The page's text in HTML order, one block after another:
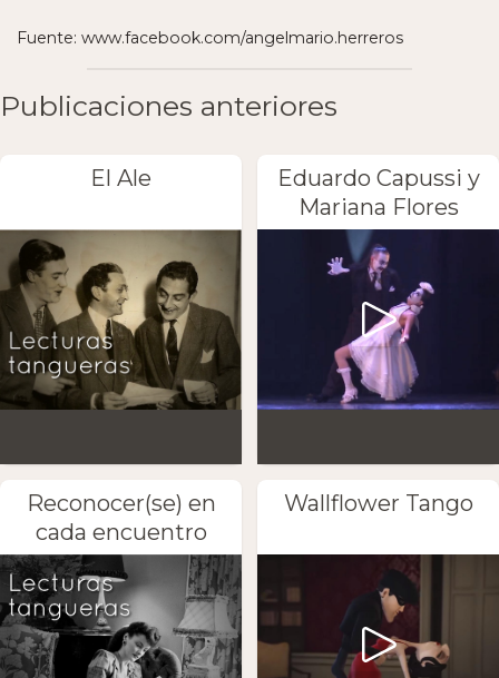
Fuente: www.facebook.com/angelmario.herreros
Publicaciones anteriores
El Ale
Eduardo Capussi y
Mariana Flores
Reconocer(se) en
cada encuentro
Wallflower Tango